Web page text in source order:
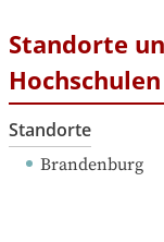
Standorte
Hochschulen
Standorte
Brandenburg